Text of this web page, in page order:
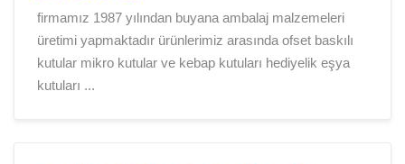
firmamız 1987 yılından buyana ambalaj malzemeleri
üretimi yapmaktadır ürünlerimiz arasında ofset baskılı
kutular mikro kutular ve kebap kutuları hediyelik eşya
kutuları ...